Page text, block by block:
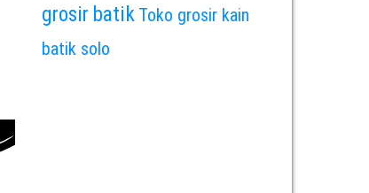
grosir batik Toko grosir kain
batik solo